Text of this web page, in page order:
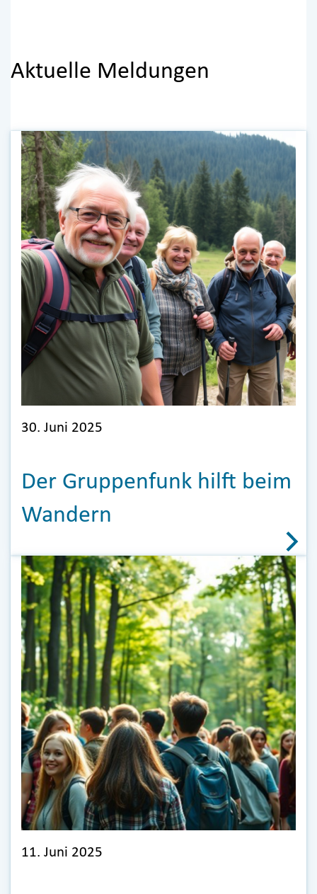
Aktuelle Meldungen
30. Juni 2025
Der Gruppenfunk hilft beim
Wandern
11. Juni 2025